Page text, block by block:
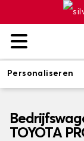
Personaliseren
TOYOTA